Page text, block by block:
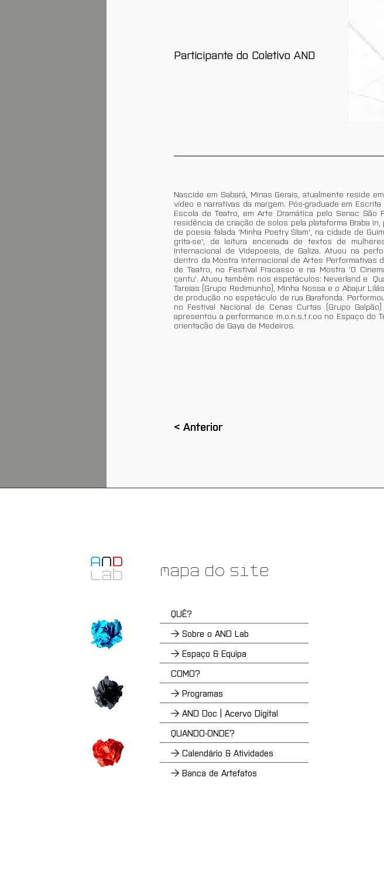
Participante do Coletivo AND
Nascide em Sabará, Minas Gerais, atualmente reside
vídeo e narrativas da margem. Pós-graduade em
Escola de Teatro, em Arte Dramática pelo Senac
residência de criação de solos pela plataforma Braba
de poesia falada 'Minha Poetry Slam', na cidade de
grita-se', de leitura encenada de textos de
Internacional de Videpoesia, de Galiza. Atuou na
dentro da Mostra Internacional de Artes Performativas
de Teatro, no Festival Fracasso e na Mostra 'O
çantu'. Atuou também nos espetáculos: Neverland e
Tareias (Grupo Redimunho), Minha Nossa e o Abajur
de produção no espetáculo de rua Barafonda.
no Festival Nacional de Cenas Curtas (Grupo
apresentou a performance m.o.n.s.t.r.oo no Espaço do
orientação de Gaya de Medeiros.
< Anterior
Mapa do site
QUÊ?
→ Sobre o AND Lab
→ Espaço & Equipa
COMO?
→ Programas
→ AND Doc | Acervo Digital
QUANDO-ONDE?
→ Calendário & Atividades
→ Banca de Artefatos